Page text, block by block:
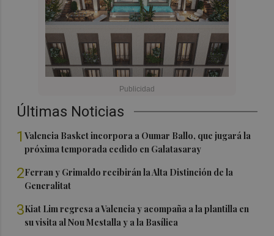
Últimas Noticias
1Valencia Basket incorpora a Oumar Ballo, que jugará la
próxima temporada cedido en Galatasaray
2Ferran y Grimaldo recibirán la Alta Distinción de la
Generalitat
3Kiat Lim regresa a Valencia y acompaña a la plantilla en
su visita al Nou Mestalla y a la Basílica